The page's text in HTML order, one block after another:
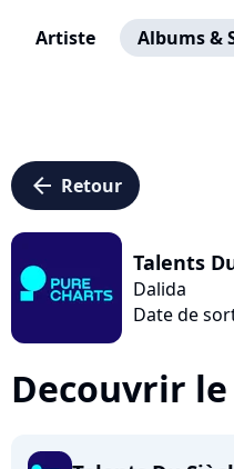
Artiste Albums &
arrow_left Retour
Talents
Dalida
Date de
Decouvrir